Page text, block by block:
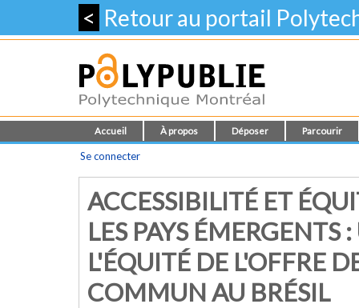
< Retour au portail
Accueil À propos Déposer Parcourir
Se connecter
ACCESSIBILITÉ ET
LES PAYS
L'ÉQUITÉ DE L'OFFRE
COMMUN AU BRÉSIL